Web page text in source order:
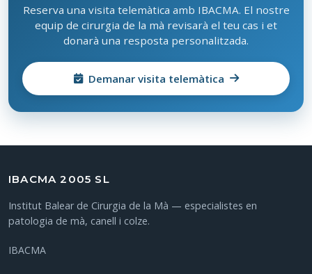
Reserva una visita telemàtica amb IBACMA. El nostre
equip de cirurgia de la mà revisarà el teu cas i et
donarà una resposta personalitzada.
Demanar visita telemàtica
IBACMA 2005 SL
Institut Balear de Cirurgia de la Mà — especialistes en
patologia de mà, canell i colze.
IBACMA